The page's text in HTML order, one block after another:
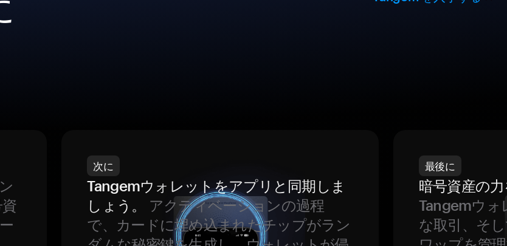
次に
Tangemウォレットをアプリと同期しま
しょう。
アクティベーションの過程
で、カードに埋め込まれたチップがラン
最後に
暗号資産の
Tangemウォ
な取引、そ